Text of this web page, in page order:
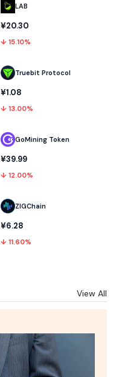
LAB
¥20.30
↓ 15.10%
Truebit Protocol
¥1.08
↓ 13.00%
GoMining Token
¥39.99
↓ 12.00%
ZIGChain
¥6.28
↓ 11.60%
View All